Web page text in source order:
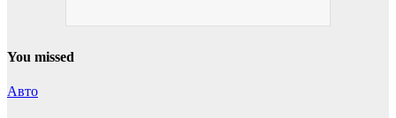
You missed
Авто